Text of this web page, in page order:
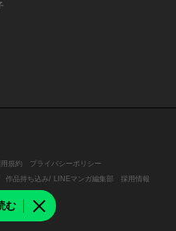
む
規約
プライバシーポリシー
作品持ち込み/ LINEマンガ編集部
採用情報